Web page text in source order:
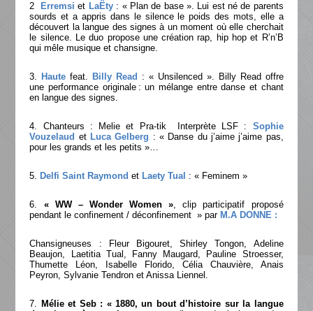
2 Erremsi et LaËty: « Plan de base ». Lui est né de parents
sourds et a appris dans le silence le poids des mots, elle a
découvert la langue des signes à un moment où elle cherchait
le silence. Le duo propose une création rap, hip hop et R’n’B
qui mêle musique et chansigne.
3. Haute feat. Billy Read : « Unsilenced ». Billy Read offre
une performance originale : un mélange entre danse et chant
en langue des signes.
4. Chanteurs : Melie et Pra-tik Interprète LSF : Sophie
Vouzelaud et Luca Gelberg : « Danse du j’aime j’aime pas,
pour les grands et les petits »…
5. Delfi Saint Raymond et Laety Tual : « Feminem »
6. « WW – Wonder Women », clip participatif proposé
pendant le confinement / déconfinement » par M.A DONNE :
Chansigneuses : Fleur Bigouret, Shirley Tongon, Adeline
Beaujon, Laetitia Tual, Fanny Maugard, Pauline Stroesser,
Thumette Léon, Isabelle Florido, Célia Chauvière, Anais
Peyron, Sylvanie Tendron et Anissa Liennel.
7. Mélie et Seb : « 1880, un bout d’histoire sur la langue